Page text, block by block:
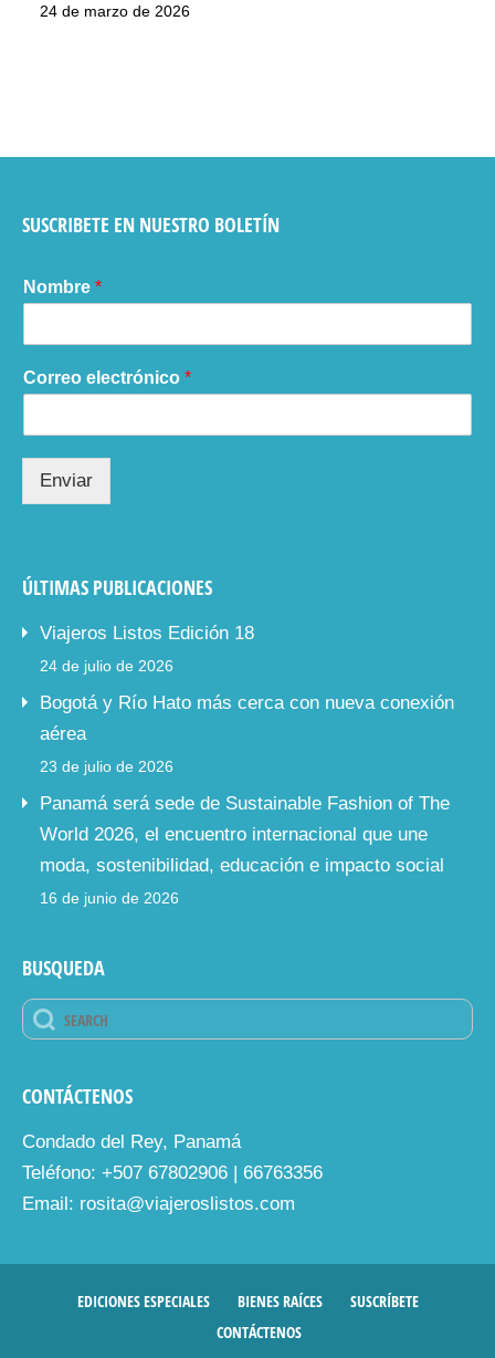
24 de marzo de 2026
SUSCRIBETE EN NUESTRO BOLETÍN
Nombre *
Correo electrónico *
Enviar
ÚLTIMAS PUBLICACIONES
Viajeros Listos Edición 18
24 de julio de 2026
Bogotá y Río Hato más cerca con nueva conexión
aérea
23 de julio de 2026
Panamá será sede de Sustainable Fashion of The
World 2026, el encuentro internacional que une
moda, sostenibilidad, educación e impacto social
16 de junio de 2026
BUSQUEDA
CONTÁCTENOS
Condado del Rey, Panamá
Teléfono: +507 67802906 | 66763356
Email: rosita@viajeroslistos.com
EDICIONES ESPECIALES BIENES RAÍCES
SUSCRÍBETE
CONTÁCTENOS